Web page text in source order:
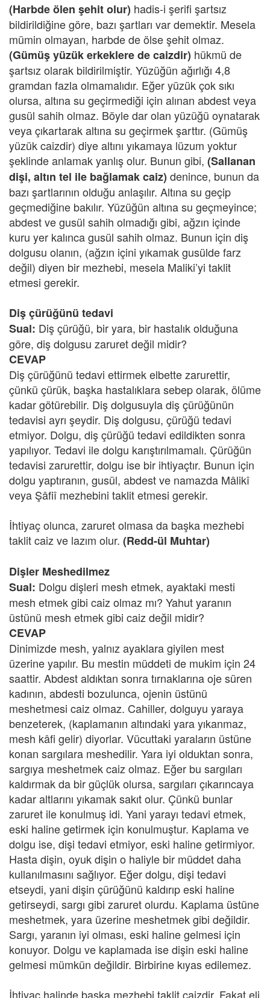
(Harbde ölen şehit olur) hadis-i şerifi şartsız
bildirildiğine göre, bazı şartları var demektir. Mesela
mümin olmayan, harbde de ölse şehit olmaz.
(Gümüş yüzük erkeklere de caizdir) hükmü de
şartsız olarak bildirilmiştir. Yüzüğün ağırlığı 4,8
gramdan fazla olmamalıdır. Eğer yüzük çok sıkı
olursa, altına su geçirmediği için alınan abdest veya
gusül sahih olmaz. Böyle dar olan yüzüğü oynatarak
veya çıkartarak altına su geçirmek şarttır. (Gümüş
yüzük caizdir) diye altını yıkamaya lüzum yoktur
şeklinde anlamak yanlış olur. Bunun gibi, (Sallanan
dişi, altın tel ile bağlamak caiz) denince, bunun da
bazı şartlarının olduğu anlaşılır. Altına su geçip
geçmediğine bakılır. Yüzüğün altına su geçmeyince;
abdest ve gusül sahih olmadığı gibi, ağzın içinde
kuru yer kalınca gusül sahih olmaz. Bunun için diş
dolgusu olanın, (ağzın içini yıkamak gusülde farz
değil) diyen bir mezhebi, mesela Maliki’yi taklit
etmesi gerekir.
Diş çürüğünü tedavi
Sual: Diş çürüğü, bir yara, bir hastalık olduğuna
göre, diş dolgusu zaruret değil midir?
CEVAP
Diş çürüğünü tedavi ettirmek elbette zarurettir,
çünkü çürük, başka hastalıklara sebep olarak, ölüme
kadar götürebilir. Diş dolgusuyla diş çürüğünün
tedavisi ayrı şeydir. Diş dolgusu, çürüğü tedavi
etmiyor. Dolgu, diş çürüğü tedavi edildikten sonra
yapılıyor. Tedavi ile dolgu karıştırılmamalı. Çürüğün
tedavisi zarurettir, dolgu ise bir ihtiyaçtır. Bunun için
dolgu yaptıranın, gusül, abdest ve namazda Mâlikî
veya Şâfiî mezhebini taklit etmesi gerekir.
İhtiyaç olunca, zaruret olmasa da başka mezhebi
taklit caiz ve lazım olur. (Redd-ül Muhtar)
Dişler Meshedilmez
Sual: Dolgu dişleri mesh etmek, ayaktaki mesti
mesh etmek gibi caiz olmaz mı? Yahut yaranın
üstünü mesh etmek gibi caiz değil midir?
CEVAP
Dinimizde mesh, yalnız ayaklara giyilen mest
üzerine yapılır. Bu mestin müddeti de mukim için 24
saattir. Abdest aldıktan sonra tırnaklarına oje süren
kadının, abdesti bozulunca, ojenin üstünü
meshetmesi caiz olmaz. Cahiller, dolguyu yaraya
benzeterek, (kaplamanın altındaki yara yıkanmaz,
mesh kâfi gelir) diyorlar. Vücuttaki yaraların üstüne
konan sargılara meshedilir. Yara iyi olduktan sonra,
sargıya meshetmek caiz olmaz. Eğer bu sargıları
kaldırmak da bir güçlük olursa, sargıları çıkarıncaya
kadar altlarını yıkamak sakıt olur. Çünkü bunlar
zaruret ile konulmuş idi. Yani yarayı tedavi etmek,
eski haline getirmek için konulmuştur. Kaplama ve
dolgu ise, dişi tedavi etmiyor, eski haline getirmiyor.
Hasta dişin, oyuk dişin o haliyle bir müddet daha
kullanılmasını sağlıyor. Eğer dolgu, dişi tedavi
etseydi, yani dişin çürüğünü kaldırıp eski haline
getirseydi, sargı gibi zaruret olurdu. Kaplama üstüne
meshetmek, yara üzerine meshetmek gibi değildir.
Sargı, yaranın iyi olması, eski haline gelmesi için
konuyor. Dolgu ve kaplamada ise dişin eski haline
gelmesi mümkün değildir. Birbirine kıyas edilemez.
İhtiyaç halinde başka mezhebi taklit caizdir. Fakat eli